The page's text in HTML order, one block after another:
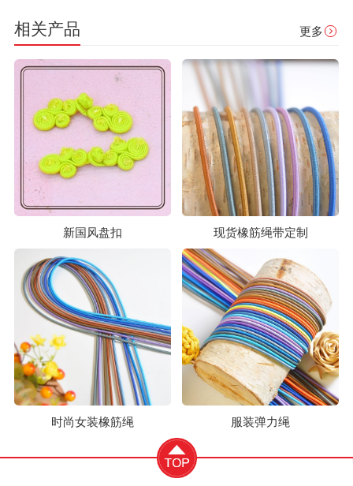
相关产品 更多
新国风盘扣 现货橡筋绳带定制
时尚女装橡筋绳 服装弹力绳